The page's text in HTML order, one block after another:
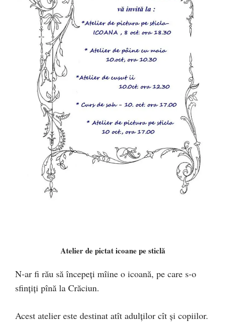
Atelier de pictat icoane pe sticlă
N-ar fi rău să începeţi mîine o icoană, pe care s-o
sfinţiţi pînă la Crăciun.
Acest atelier este destinat atît adulților cît și copiilor.